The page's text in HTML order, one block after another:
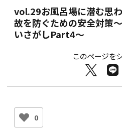
vol.29お風呂場に潜む思
故を防ぐための安全対策
いさがしPart4〜
このページを
0